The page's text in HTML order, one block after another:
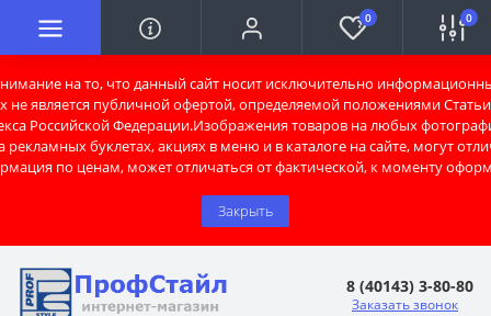
на то, что данный сайт носит исключительно
не является публичной офертой, определяемой положениями Статьи
Российской Федерации.Изображения товаров на любых
рекламных буклетах, акциях в меню и в каталоге на сайте, могут
по ценам, может отличаться от фактической, к моменту
Закрыть
0 0
8 (40143) 3-80-80
Заказать звонок